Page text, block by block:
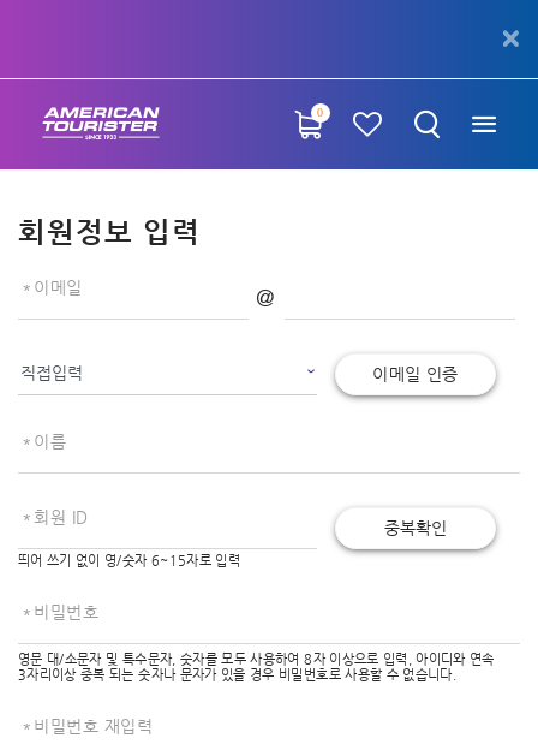
0
회원정보 입력
이메일
이메일 인증
이름
회원 ID
띄어 쓰기 없이 영/숫자 6~15자로 입력
중복확인
비밀번호
영문 대/소문자 및 특수문자, 숫자를 모두 사용하여 8자 이상으로 입력, 아이디와 연속
3자리이상 중복 되는 숫자나 문자가 있을 경우 비밀번호로 사용할 수 없습니다.
비밀번호 재입력